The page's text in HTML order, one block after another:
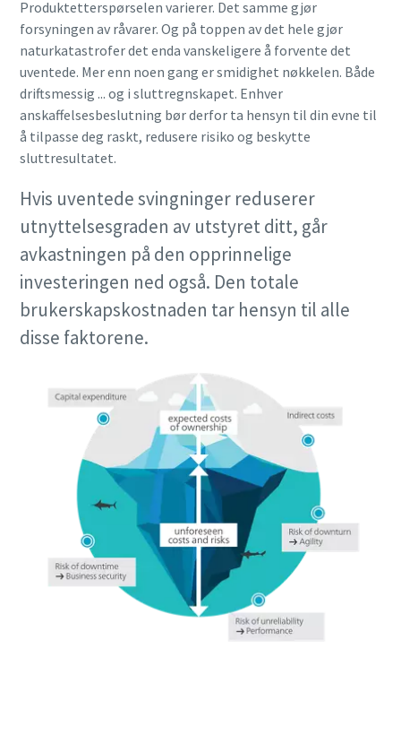
Produktetterspørselen varierer. Det samme gjør
forsyningen av råvarer. Og på toppen av det hele gjør
naturkatastrofer det enda vanskeligere å forvente det
uventede. Mer enn noen gang er smidighet nøkkelen. Både
driftsmessig ... og i sluttregnskapet. Enhver
anskaffelsesbeslutning bør derfor ta hensyn til din evne til
å tilpasse deg raskt, redusere risiko og beskytte
sluttresultatet.
Hvis uventede svingninger reduserer
utnyttelsesgraden av utstyret ditt, går
avkastningen på den opprinnelige
investeringen ned også. Den totale
brukerskapskostnaden tar hensyn til alle
disse faktorene.